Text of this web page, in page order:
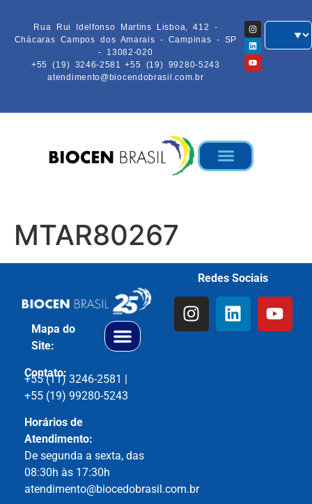
Rua Rui Idelfonso Martins Lisboa, 412 -
Chácaras Campos dos Amarais - Campinas - SP
- 13082-020
+55 (19) 3246-2581 +55 (19) 99280-5243
atendimento@biocendobrasil.com.br
MTAR80267
Mapa do
Site:
Contato:
+55 (11) 3246-2581 |
+55 (19) 99280-5243
Horários de
Atendimento:
De segunda a sexta, das
08:30h às 17:30h
atendimento@biocedobrasil.com.br
Redes Sociais